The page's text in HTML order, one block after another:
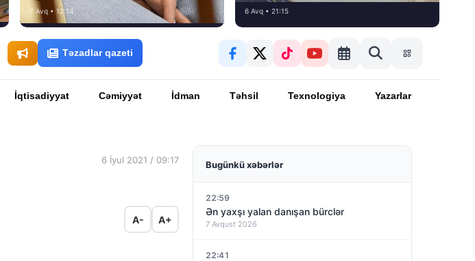
7 Avq • 12:14 6 Avq • 21:15
Təzadlar qazeti
İqtisadiyyat Cəmiyyət İdman Təhsil Texnologiya Yazarlar
6 İyul 2021 / 09:17
A- A+
Bugünkü xəbərlər
22:59
Ən yaxşı yalan danışan bürclər
7 Avqust 2026
22:41